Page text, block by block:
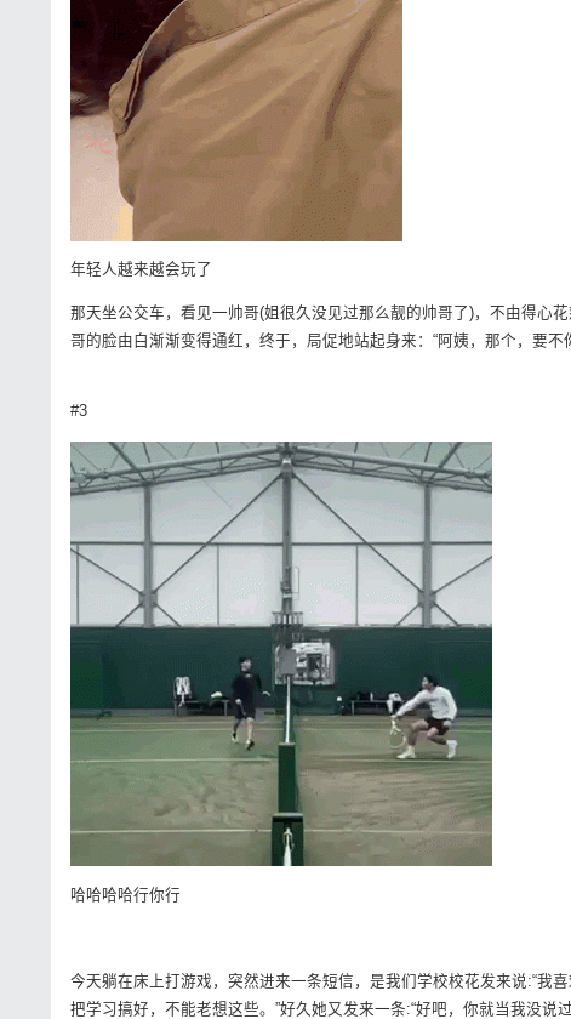
年轻人越来越会玩了
那天坐公交车，看见一帅哥(姐很久没见过那么靓的帅哥了)，不由得心
哥的脸由白渐渐变得通红，终于，局促
#3
哈哈哈哈行你行
今天躺在床上打游戏，突然进来一条短信，是我们学校校花发来说:“我
把学习搞好，不能老想这些。”好久她又发来一条:“好吧，你就当我没